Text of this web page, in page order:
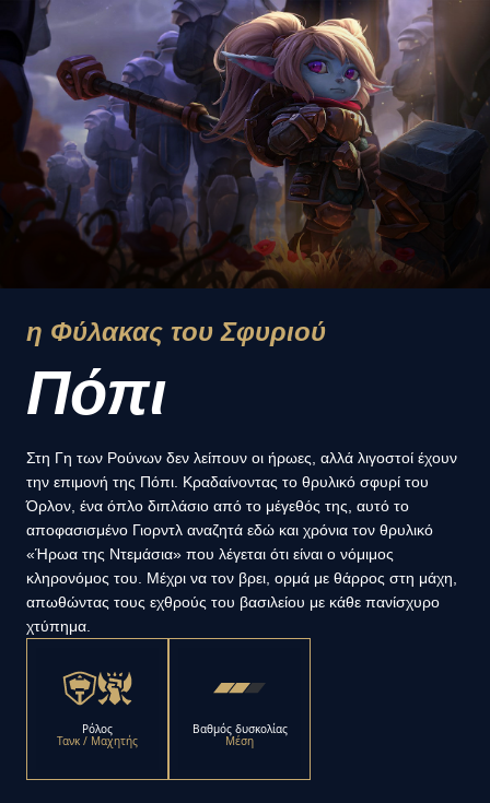
η Φύλακας του Σφυριού
Πόπι
Στη Γη των Ρούνων δεν λείπουν οι ήρωες, αλλά λιγοστοί έχουν
την επιμονή της Πόπι. Κραδαίνοντας το θρυλικό σφυρί του
Όρλον, ένα όπλο διπλάσιο από το μέγεθός της, αυτό το
αποφασισμένο Γιορντλ αναζητά εδώ και χρόνια τον θρυλικό
«Ήρωα της Ντεμάσια» που λέγεται ότι είναι ο νόμιμος
κληρονόμος του. Μέχρι να τον βρει, ορμά με θάρρος στη μάχη,
απωθώντας τους εχθρούς του βασιλείου με κάθε πανίσχυρο
χτύπημα.
Ρόλος
Τανκ / Μαχητής
Βαθμός δυσκολίας
Μέση